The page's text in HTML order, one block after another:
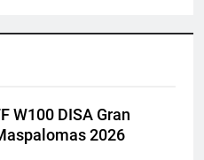
W100 DISA Gran
2026